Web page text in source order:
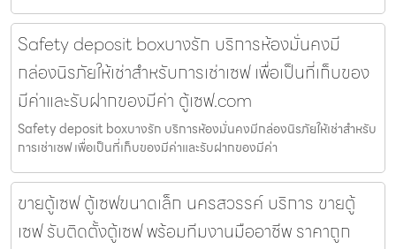
Safety deposit boxบางรัก บริการห้องมั่นคงมี
กล่องนิรภัยให้เช่าสำหรับการเช่าเซฟ เพื่อเป็นที่เก็บของ
มีค่าและรับฝากของมีค่า ตู้เซฟ.com
Safety deposit boxบางรัก บริการห้องมั่นคงมีกล่องนิรภัยให้เช่าสำหรับ
การเช่าเซฟ เพื่อเป็นที่เก็บของมีค่าและรับฝากของมีค่า
ขายตู้เซฟ ตู้เซฟขนาดเล็ก นครสวรรค์ บริการ ขายตู้
เซฟ รับติดตั้งตู้เซฟ พร้อมทีมงานมืออาชีพ ราคาถูก